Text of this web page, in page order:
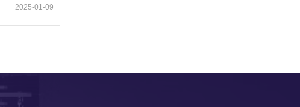
2025-01-09